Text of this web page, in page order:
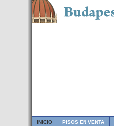
INICIO PISOS EN VENTA